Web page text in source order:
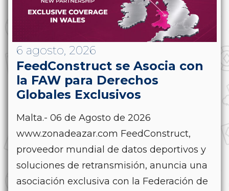
6 agosto, 2026
FeedConstruct se Asocia con
la FAW para Derechos
Globales Exclusivos
Malta.- 06 de Agosto de 2026
www.zonadeazar.com FeedConstruct,
proveedor mundial de datos deportivos y
soluciones de retransmisión, anuncia una
asociación exclusiva con la Federación de